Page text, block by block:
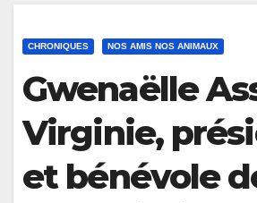
CHRONIQUES NOS AMIS NOS ANIMAUX
Gwenaëlle
Virginie,
et bénévole